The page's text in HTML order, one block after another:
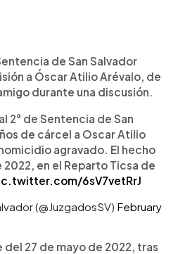
de San Salvador
a Óscar Atilio Arévalo, de
durante una discusión.
2° de Sentencia de San
de cárcel a Oscar Atilio
agravado. El hecho
en el Reparto Ticsa de
6sV7vetRrJ
(@JuzgadosSV) February
27 de mayo de 2022, tras